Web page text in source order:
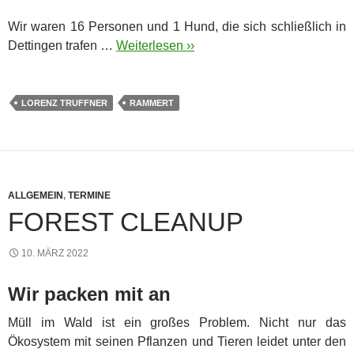
Wir waren 16 Personen und 1 Hund, die sich schließlich in
Dettingen trafen … Weiterlesen ››
LORENZ TRUFFNER RAMMERT
ALLGEMEIN, TERMINE
FOREST CLEANUP
10. MÄRZ 2022
Wir packen mit an
Müll im Wald ist ein großes Problem. Nicht nur das
Ökosystem mit seinen Pflanzen und Tieren leidet unter den